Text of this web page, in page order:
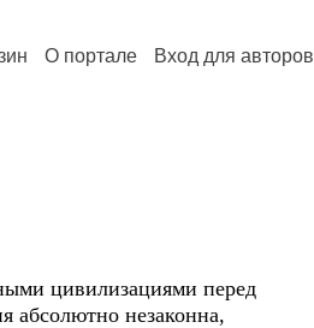
О портале Вход для авторов
цивилизациями перед
абсолютно незаконна,